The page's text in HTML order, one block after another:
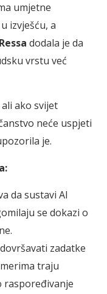
umjetne
izvješću, a
dodala je da
vrstu već
ako svijet
neće uspjeti
je.
da sustavi AI
se dokazi o
zadatke
traju
raspoređivanje